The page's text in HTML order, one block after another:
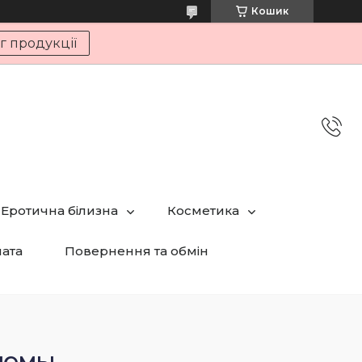
Кошик
продукції
Еротична білизна Косметика
Повернення та обмін